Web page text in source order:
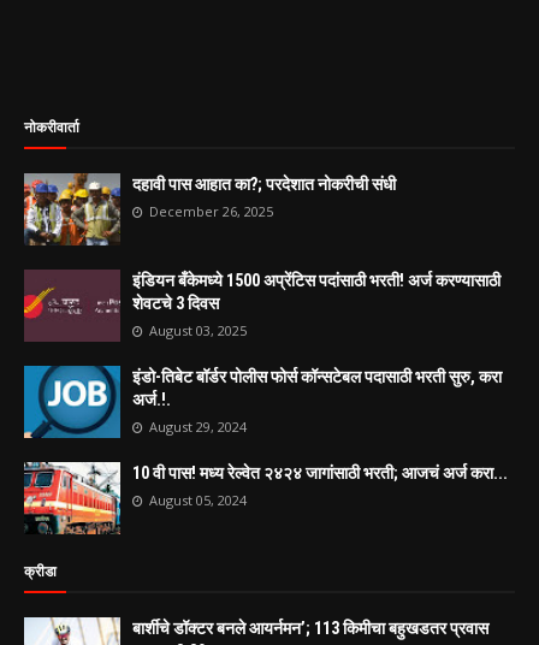
नोकरीवार्ता
दहावी पास आहात का?; परदेशात नोकरीची संधी
December 26, 2025
इंडियन बँकेमध्ये 1500 अप्रेंटिस पदांसाठी भरती! अर्ज करण्यासाठी
शेवटचे 3 दिवस
August 03, 2025
इंडो-तिबेट बॉर्डर पोलीस फोर्स कॉन्सटेबल पदासाठी भरती सुरु, करा
अर्ज.!.
August 29, 2024
10 वी पास! मध्य रेल्वेत २४२४ जागांसाठी भरती; आजचं अर्ज करा...
August 05, 2024
क्रीडा
बार्शीचे डॉक्टर बनले आयर्नमन’; 113 किमीचा बहुखडतर प्रवास